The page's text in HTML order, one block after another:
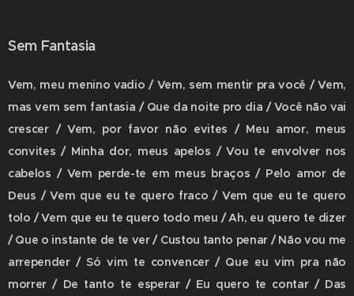
Sem Fantasia
Vem, meu menino vadio / Vem, sem mentir pra você / Vem,
mas vem sem fantasia / Que da noite pro dia / Você não vai
crescer / Vem, por favor não evites / Meu amor, meus
convites / Minha dor, meus apelos / Vou te envolver nos
cabelos / Vem perde-te em meus braços / Pelo amor de
Deus / Vem que eu te quero fraco / Vem que eu te quero
tolo / Vem que eu te quero todo meu / Ah, eu quero te dizer
/ Que o instante de te ver / Custou tanto penar / Não vou me
arrepender / Só vim te convencer / Que eu vim pra não
morrer / De tanto te esperar / Eu quero te contar / Das